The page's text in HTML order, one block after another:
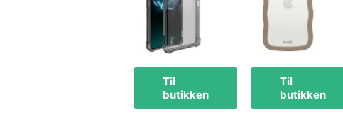
Til
butikken
Til
butikken